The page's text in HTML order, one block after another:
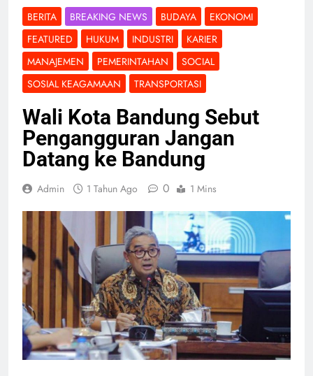
BERITA BREAKING NEWS BUDAYA
EKONOMI
FEATURED
HUKUM INDUSTRI
KARIER
MANAJEMEN
PEMERINTAHAN
SOCIAL
SOSIAL KEAGAMAAN
TRANSPORTASI
Wali Kota Bandung Sebut
Pengangguran Jangan
Datang ke Bandung
Admin 1 Tahun Ago 0 1 Mins